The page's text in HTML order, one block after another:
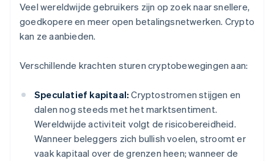
Veel wereldwijde gebruikers zijn op zoek naar snellere,
goedkopere en meer open betalingsnetwerken. Crypto
kan ze aanbieden.
Verschillende krachten sturen cryptobewegingen aan:
Speculatief kapitaal: Cryptostromen stijgen en
dalen nog steeds met het marktsentiment.
Wereldwijde activiteit volgt de risicobereidheid.
Wanneer beleggers zich bullish voelen, stroomt er
vaak kapitaal over de grenzen heen; wanneer de